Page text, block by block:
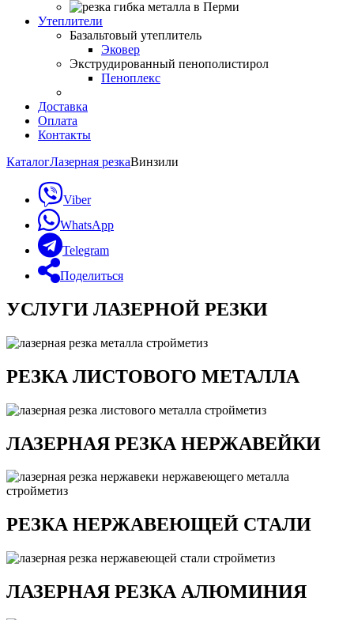
Утеплители
Базальтовый утеплитель
Эковер
Экструдированный пенополистирол
Пеноплекс
Доставка
Оплата
Контакты
КаталогЛазерная резкаВинзили
Viber
WhatsApp
Telegram
Поделиться
УСЛУГИ ЛАЗЕРНОЙ РЕЗКИ
РЕЗКА ЛИСТОВОГО МЕТАЛЛА
ЛАЗЕРНАЯ РЕЗКА НЕРЖАВЕЙКИ
РЕЗКА НЕРЖАВЕЮЩЕЙ СТАЛИ
ЛАЗЕРНАЯ РЕЗКА АЛЮМИНИЯ